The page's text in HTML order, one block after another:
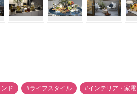
ド #ライフスタイル #インテリア・家電